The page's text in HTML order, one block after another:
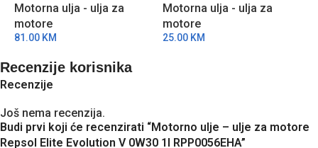
RPP0057IGB
Motorna ulja - ulja za
motore
81.00 KM
Motorna ulja - ulja za
motore
25.00 KM
Recenzije korisnika
Recenzije
Još nema recenzija.
Budi prvi koji će recenzirati “Motorno ulje – ulje za motore
Repsol Elite Evolution V 0W30 1l RPP0056EHA”